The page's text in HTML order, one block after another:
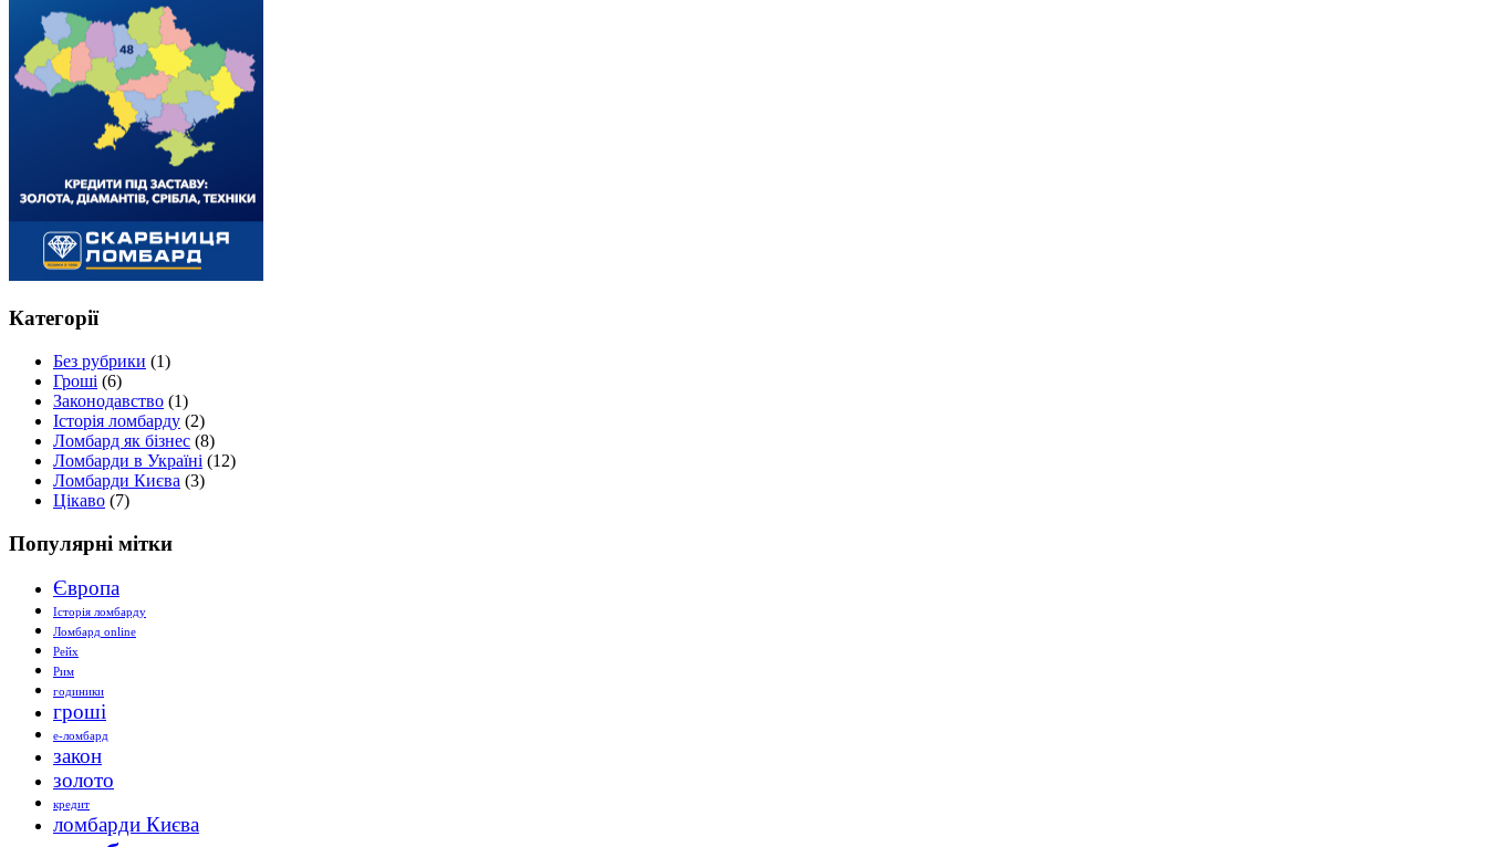
Категорії
Без рубрики (1)
Гроші (6)
Законодавство (1)
Історія ломбарду (2)
Ломбард як бізнес (8)
Ломбарди в Україні (12)
Ломбарди Києва (3)
Цікаво (7)
Популярні мітки
Європа
Історія ломбарду
Ломбард online
Рейх
Рим
годиники
гроші
е-ломбард
закон
золото
кредит
ломбарди Києва